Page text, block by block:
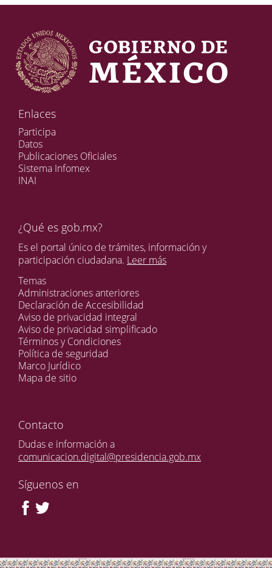
Enlaces
Participa
Datos
Publicaciones Oficiales
Sistema Infomex
INAI
¿Qué es gob.mx?
Es el portal único de trámites, información y
participación ciudadana. Leer más
Temas
Administraciones anteriores
Declaración de Accesibilidad
Aviso de privacidad integral
Aviso de privacidad simplificado
Términos y Condiciones
Política de seguridad
Marco Jurídico
Mapa de sitio
Contacto
Dudas e información a
comunicacion.digital@presidencia.gob.mx
Síguenos en